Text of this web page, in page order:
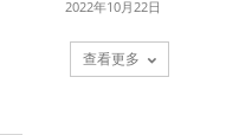
2022年10月22日
查看更多